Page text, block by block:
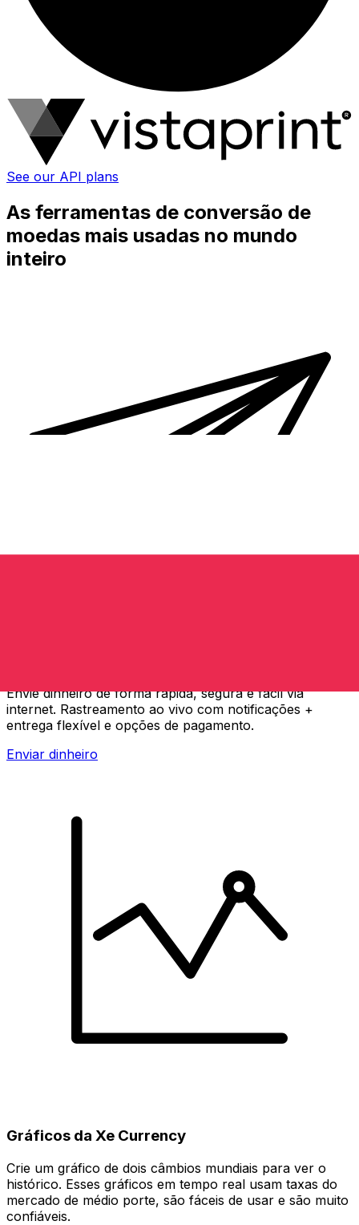
See our API plans
As ferramentas de conversão de
moedas mais usadas no mundo
inteiro
Envie dinheiro de forma rápida, segura e fácil via
internet. Rastreamento ao vivo com notificações +
entrega flexível e opções de pagamento.
Enviar dinheiro
Gráficos da Xe Currency
Crie um gráfico de dois câmbios mundiais para ver o
histórico. Esses gráficos em tempo real usam taxas do
mercado de médio porte, são fáceis de usar e são muito
confiáveis.